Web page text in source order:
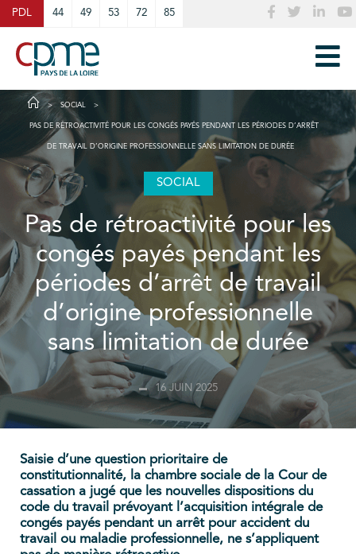
PDL 44 49 53 72 85
SOCIAL
PAS DE RÉTROACTIVITÉ POUR LES CONGÉS PAYÉS PENDANT LES PÉRIODES D’ARRÊT
DE TRAVAIL D’ORIGINE PROFESSIONNELLE SANS LIMITATION DE DURÉE
SOCIAL
Pas de rétroactivité pour les
congés payés pendant les
périodes d’arrêt de travail
d’origine professionnelle
sans limitation de durée
16 JUIN 2025
Saisie d’une question prioritaire de
constitutionnalité, la chambre sociale de la Cour de
cassation a jugé que les nouvelles dispositions du
code du travail prévoyant l’acquisition intégrale de
congés payés pendant un arrêt pour accident du
travail ou maladie professionnelle, ne s’appliquent
Cookies management panel